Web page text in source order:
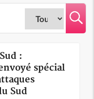
:
spécial
Sud